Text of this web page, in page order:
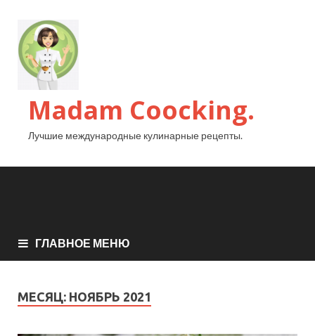
Madam Coocking.
Лучшие международные кулинарные рецепты.
ГЛАВНОЕ МЕНЮ
МЕСЯЦ: НОЯБРЬ 2021